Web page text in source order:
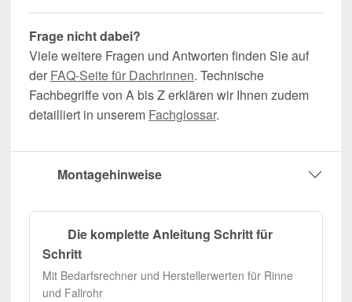
Frage nicht dabei?
Viele weitere Fragen und Antworten finden Sie auf
der FAQ-Seite für Dachrinnen. Technische
Fachbegriffe von A bis Z erklären wir Ihnen zudem
detailliert in unserem Fachglossar.
Montagehinweise
Die komplette Anleitung Schritt für
Schritt
Mit Bedarfsrechner und Herstellerwerten für Rinne
und Fallrohr